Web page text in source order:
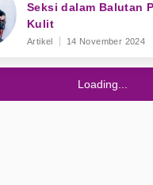
Seksi dalam Balutan
Kulit
Artikel 14 November 2024
Loading...